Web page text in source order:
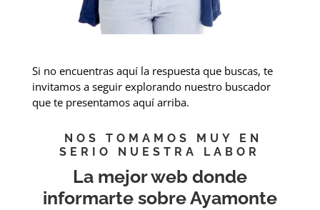
Si no encuentras aquí la respuesta que buscas, te
invitamos a seguir explorando nuestro buscador
que te presentamos aquí arriba.
NOS TOMAMOS MUY EN
SERIO NUESTRA LABOR
La mejor web donde
informarte sobre Ayamonte